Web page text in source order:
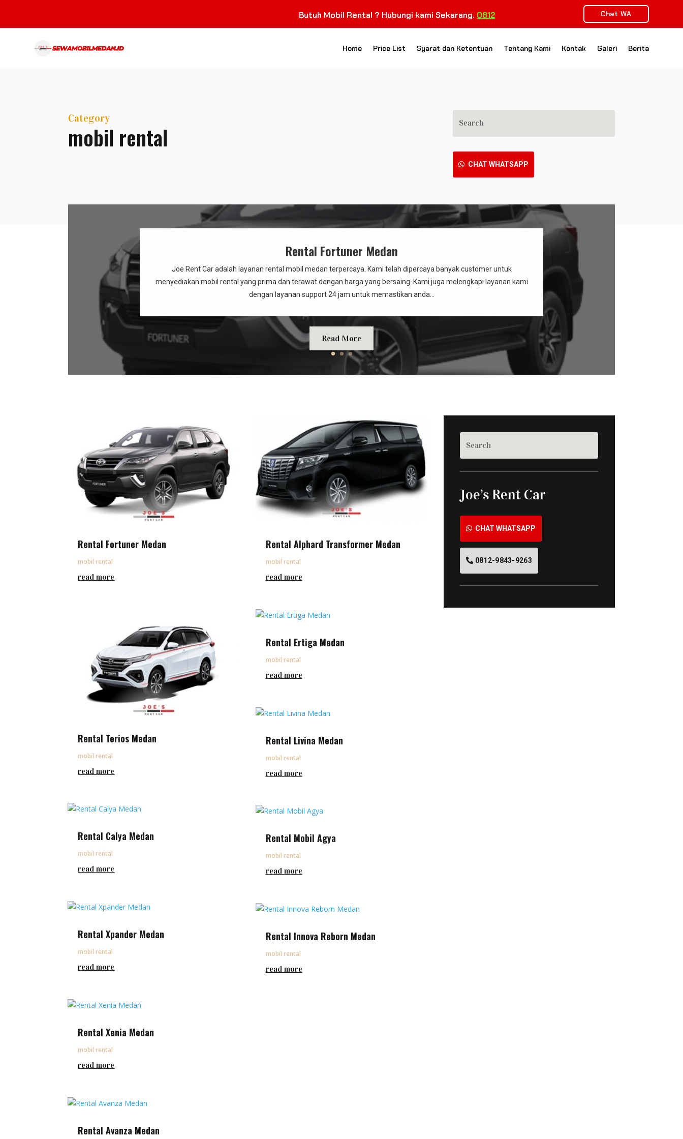
Butuh Mobil Rental ? Hubungi kami Sekarang.0812-9843-9263 Chat WA
Home Price List Syarat dan Ketentuan Tentang Kami Kontak Galeri Berita
Category
mobil rental
CHAT WHATSAPP
Rental Fortuner Medan
Joe Rent Car adalah layanan rental mobil medan terpercaya. Kami telah dipercaya banyak customer untuk
menyediakan mobil rental yang prima dan terawat dengan harga yang bersaing. Kami juga melengkapi layanan kami
dengan layanan support 24 jam untuk memastikan anda...
Read More
Rental Fortuner Medan
mobil rental
read more
Rental Terios Medan
mobil rental
read more
Rental Calya Medan
mobil rental
read more
Rental Xpander Medan
mobil rental
read more
Rental Xenia Medan
mobil rental
read more
Rental Avanza Medan
Rental Alphard Transformer Medan
mobil rental
read more
Rental Ertiga Medan
mobil rental
read more
Rental Livina Medan
mobil rental
read more
Rental Mobil Agya
mobil rental
read more
Rental Innova Reborn Medan
mobil rental
read more
Joe’s Rent Car
CHAT WHATSAPP
0812-9843-9263